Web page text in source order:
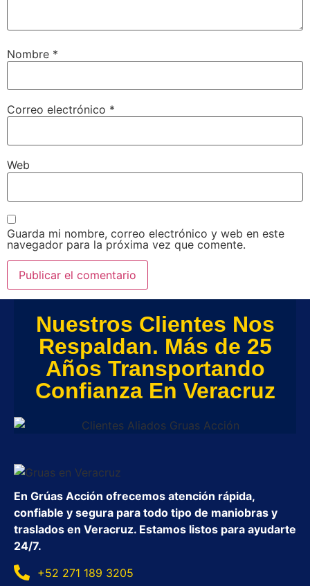
Nombre *
Correo electrónico *
Web
Guarda mi nombre, correo electrónico y web en este
navegador para la próxima vez que comente.
Nuestros Clientes Nos
Respaldan. Más de 25
Años Transportando
Confianza En Veracruz
En Grúas Acción ofrecemos atención rápida,
confiable y segura para todo tipo de maniobras y
traslados en Veracruz. Estamos listos para ayudarte
24/7.
+52 271 189 3205